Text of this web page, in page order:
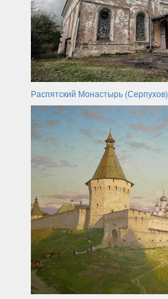
Распятский Монастырь (Серпухов)